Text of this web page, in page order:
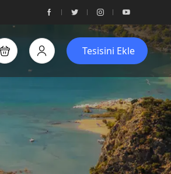
Tesisini Ekle